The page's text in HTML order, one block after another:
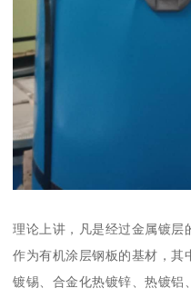
理论上讲，凡是经过金属镀层
作为有机涂层钢板的基材，其
镀锡、合金化热镀锌、热镀铝